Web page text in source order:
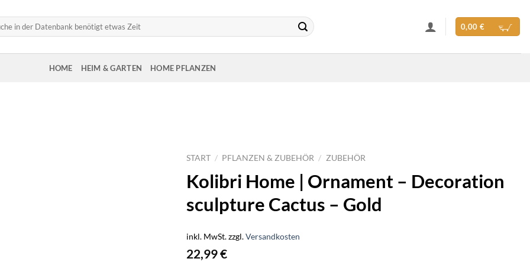
0,00 €
HOME HEIM & GARTEN HOME PFLANZEN
START / PFLANZEN & ZUBEHÖR / ZUBEHÖR
Kolibri Home | Ornament – Decoration
sculpture Cactus – Gold
inkl. MwSt.zzgl.Versandkosten
22,99€